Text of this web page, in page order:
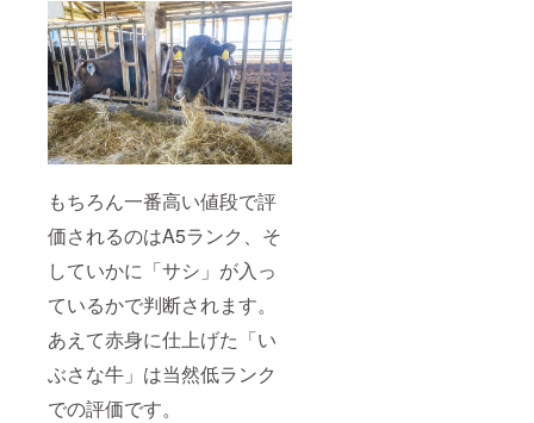
もちろん一番高い値段で評
価されるのはA5ランク、そ
していかに「サシ」が入っ
ているかで判断されます。
あえて赤身に仕上げた「い
ぶさな牛」は当然低ランク
での評価です。